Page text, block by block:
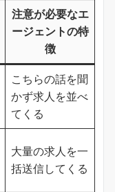
注意が必要なエ
ージェントの特
徴
こちらの話を聞
かず求人を並べ
てくる
大量の求人を一
括送信してくる